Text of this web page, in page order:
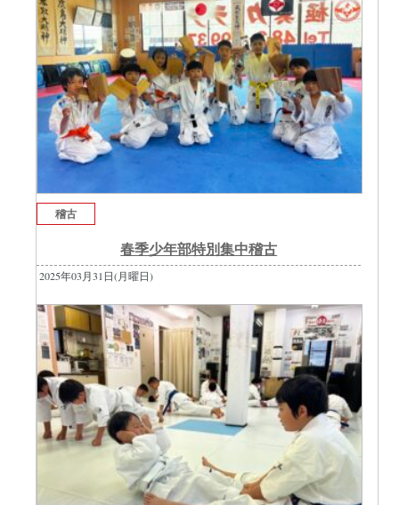
稽古
春季少年部特別集中稽古
2025年03月31日(月曜日)